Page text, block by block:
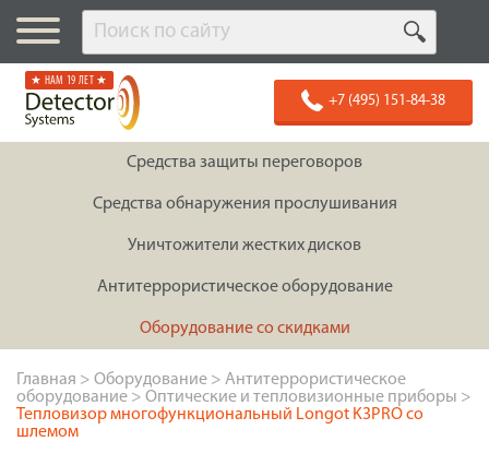
★ НАМ 19 ЛЕТ ★
+7 (495) 151-84-38
Средства защиты переговоров
Средства обнаружения прослушивания
Уничтожители жестких дисков
Антитеррористическое оборудование
Оборудование со скидками
Главная > Оборудование > Антитеррористическое
оборудование > Оптические и тепловизионные приборы >
Тепловизор многофункциональный Longot K3PRO со
шлемом